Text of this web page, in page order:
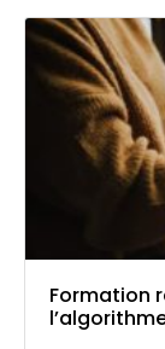
Formation